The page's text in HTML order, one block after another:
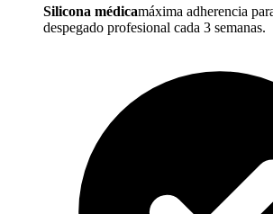
Silicona médicamáxima adherencia
despegado profesional cada 3 semanas.